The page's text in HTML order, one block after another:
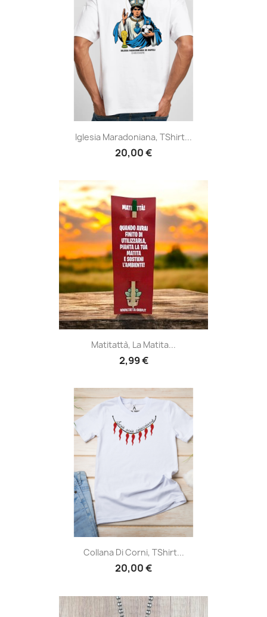
Iglesia Maradoniana, TShirt...
20,00 €
Matitattà, La Matita...
2,99 €
Collana Di Corni, TShirt...
20,00 €